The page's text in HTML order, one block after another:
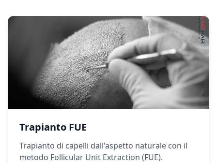
Trapianto FUE
Trapianto di capelli dall'aspetto naturale con il
metodo Follicular Unit Extraction (FUE).